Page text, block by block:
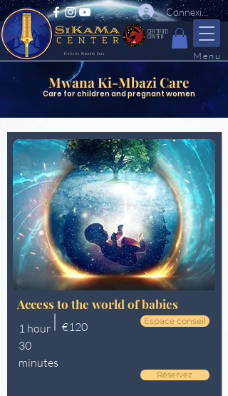
Connexion
Menu
CERTIFIED
CENTER
Holistic Kimuntu Care
Care for children and pregnant women
Mwana Ki-Mbazi Care
Access to the world of babies
1 hour
30
minutes
€120 Espace conseil
Réservez